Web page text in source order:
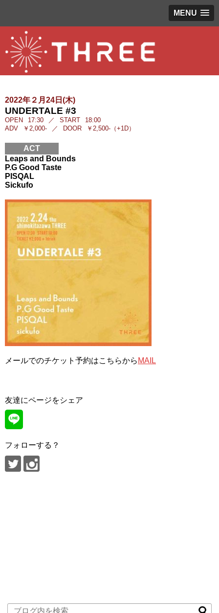
MENU
2022年２月24日(木)
UNDERTALE #3
OPEN 17:30 ／ START
18:00
ADV
￥2,000- ／ DOOR ￥2,500-（+1D）
ACT
Leaps and Bounds
P.G Good Taste
PISQAL
Sickufo
メールでのチケット予約はこちらから MAIL
友達にページをシェア
フォローする？